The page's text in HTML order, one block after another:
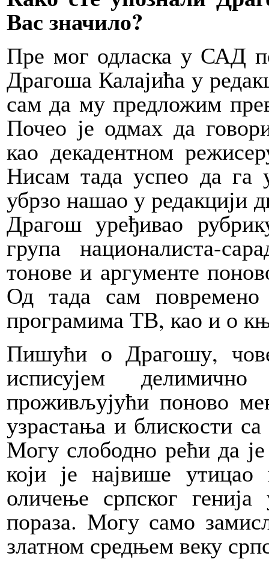
Вас значило?
Пре мог одласка у САД
Драгоша Калајића у
сам да му предложим
Почео је одмах да
као декадентном
Нисам тада успео да га
убрзо нашао у редакцији
Драгош уређивао
група националиста-
тонове и аргументе
Од тада сам повремено
програмима ТВ, као и о
Пишући о Драгошу,
исписујем
проживљујући поново
узрастања и блискости
Могу слободно рећи да
који је највише
оличење српског
пораза. Могу само
златном средњем веку